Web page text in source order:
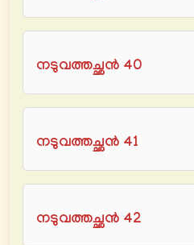
നടുവത്തച്ഛൻ 40
നടുവത്തച്ഛൻ 41
നടുവത്തച്ഛൻ 42